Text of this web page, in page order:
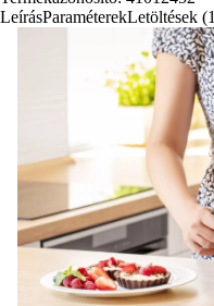
LeírásParaméterekLetöltések